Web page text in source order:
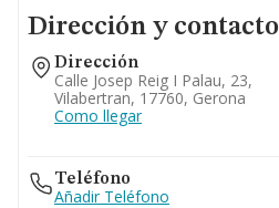
Dirección y contacto
Dirección
Calle Josep Reig I Palau, 23,
Vilabertran, 17760, Gerona
Como llegar
Teléfono
Añadir Teléfono